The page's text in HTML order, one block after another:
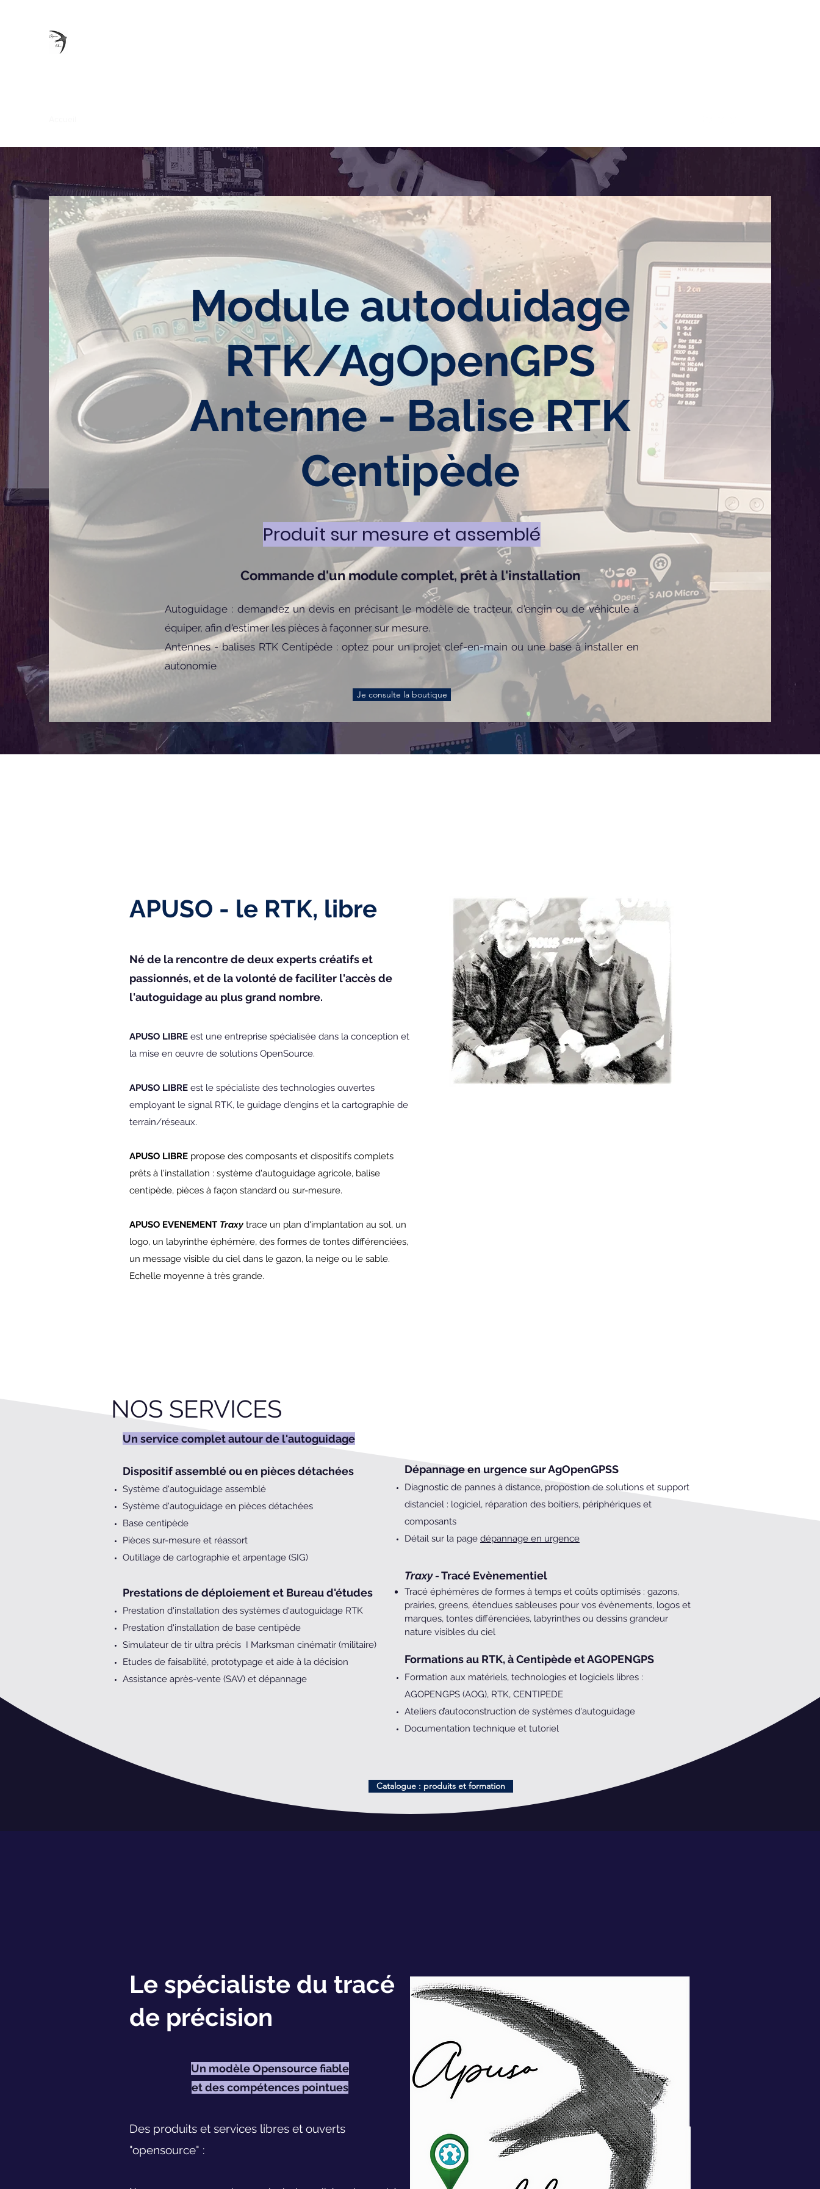
Module autoduidage
RTK/AgOpenGPS
Antenne - Balise RTK
Centipède
Produit sur mesure et assemblé
Commande d'un module complet, prêt à l'installation
Autoguidage : demandez un devis en précisant le modèle de tracteur, d'engin ou de véhicule à
équiper, afin d'estimer les pièces à façonner sur mesure.
Antennes - balises RTK Centipède : optez pour un projet clef-en-main ou une base à installer en
autonomie
Je consulte la boutique
APUSO - le RTK, libre
Né de la rencontre de deux experts créatifs et
passionnés, et de la volonté de faciliter l'accès de
l'autoguidage au plus grand nombre.
APUSO LIBRE est une entreprise spécialisée dans la conception et
la mise en œuvre de solutions OpenSource.
APUSO LIBRE est le spécialiste des technologies ouvertes
employant le signal RTK, le guidage d'engins et la cartographie de
terrain/réseaux.
APUSO LIBRE propose des composants et dispositifs complets
prêts à l'installation : système d'autoguidage agricole, balise
centipède, pièces à façon standard ou sur-mesure.
APUSO EVENEMENT Traxy trace un plan d'implantation au sol, un
logo, un labyrinthe éphémère, des formes de tontes différenciées,
un message visible du ciel dans le gazon, la neige ou le sable.
Echelle moyenne à très grande.
NOS SERVICES
Un service complet autour de l'autoguidage
​Dispositif assemblé ou en pièces détachées
Système d'autoguidage assemblé
Système d'autoguidage en pièces détachées
Base centipède
Pièces sur-mesure et réassort
Outillage de cartographie et arpentage (SIG)
Prestations de déploiement et Bureau d'études
Prestation d'installation des systèmes d'autoguidage RTK
Prestation d'installation de base centipède
Simulateur de tir ultra précis I Marksman cinématir (militaire)
Etudes de faisabilité, prototypage et aide à la décision
Assistance après-vente (SAV) et dépannage
Dépannage en urgence sur AgOpenGPSS
Diagnostic de pannes à distance, propostion de solutions et support
distanciel : logiciel, réparation des boitiers, périphériques et
composants
Détail sur la page dépannage en urgence
Traxy -Tracé Evènementiel
Tracé éphémères de formes à temps et coûts optimisés : gazons,
prairies, greens, étendues sableuses pour vos évènements, logos et
marques, tontes différenciées, labyrinthes ou dessins grandeur
nature visibles du ciel
​Formations au RTK, à Centipède et AGOPENGPS
Formation aux matériels, technologies et logiciels libres :
AGOPENGPS (AOG), RTK, CENTIPEDE
Ateliers d’autoconstruction de systèmes d'autoguidage
Documentation technique et tutoriel
Catalogue : produits et formation
Le spécialiste du tracé
de précision
Un modèle Opensource fiable
et des compétences pointues
Des produits et services libres et ouverts
"opensource" :